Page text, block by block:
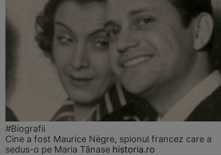
#Biografii
Cine a fost Maurice Nègre, spionul francez care a
sedus-o pe Maria Tănase historia.ro